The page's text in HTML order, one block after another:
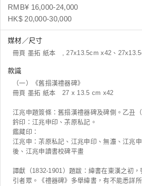
RMB¥ 16,000-24,000
HK$ 20,000-30,000
媒材／尺寸
冊頁 墨拓 紙本 , 27x13.5cm x42、
款識
（一）《舊搨漢禮器碑》
冊頁 墨拓 紙本 27 x 13.5 cm x42
江兆申題簽條：舊搨漢禮器碑及碑側。乙丑
鈐印：江兆申印、茮原私記。
鑑藏印：
江兆申：茮原私記、江兆申印、無灋、江兆
後、江兆申讀書校碑平畫
譚獻（1832-1901）題跋：緯書在東漢之初
引者眾。《禮器碑》多舉緯書，有不能悉詳